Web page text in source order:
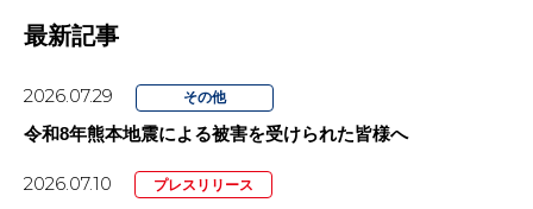
最新記事
2026.07.29 その他
令和8年熊本地震による被害を受けられた皆様へ
2026.07.10 プレスリリース